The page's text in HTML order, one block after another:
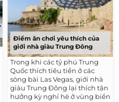
Điểm ăn chơi yêu thích của
giới nhà giàu Trung Đông
Trong khi các tỷ phú Trung
Quốc thích tiêu tiền ở các
sòng bài Las Vegas, giới nhà
giàu Trung Đông lại thích tận
hưởng kỳ nghỉ hè ở vùng biển